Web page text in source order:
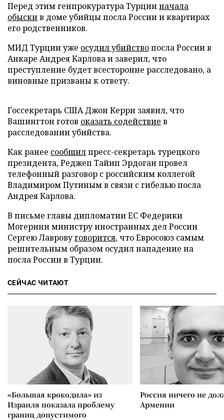
Перед этим генпрокуратура Турцииначала
обыскив доме убийцы посла России и квартирах
его родственников.
МИД Турции уже осудил убийствопосла России в
Анкаре Андрея Карлова и заверил, что
преступление будет всесторонне расследовано, а
виновные призваны к ответу.
Госсекретарь США Джон Керри заявил, что
Вашингтон готов оказать содействие в
расследовании убийства.
Как ранее сообщилпресс-секретарь турецкого
президента, Реджеп Тайип Эрдоган провел
телефонный разговор с российским коллегой
Владимиром Путиным в связи с гибелью посла
Андрея Карлова.
В письме главы дипломатии ЕС Федерики
Могерини министру иностранных дел России
Сергею Лавровуговорится, что Евросоюз самым
решительным образом осудил нападение на
посла России в Турции.
СЕЙЧАС ЧИТАЮТ
«Большая крокодила» из
Израиля показала проблему
границ допустимого
Россия ничего не
Армении